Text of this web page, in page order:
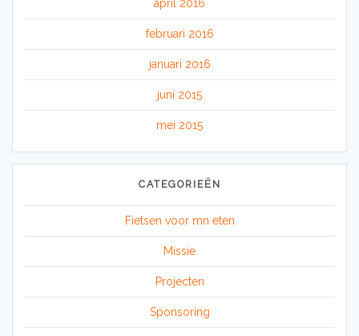
april 2016
februari 2016
januari 2016
juni 2015
mei 2015
CATEGORIEËN
Fietsen voor mn eten
Missie
Projecten
Sponsoring